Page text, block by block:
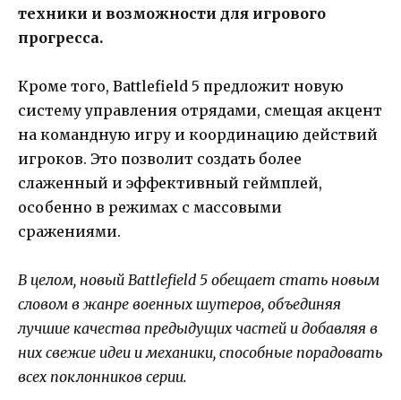
техники и возможности для игрового
прогресса.
Кроме того, Battlefield 5 предложит новую
систему управления отрядами, смещая акцент
на командную игру и координацию действий
игроков. Это позволит создать более
слаженный и эффективный геймплей,
особенно в режимах с массовыми
сражениями.
В целом, новый Battlefield 5 обещает стать новым
словом в жанре военных шутеров, объединяя
лучшие качества предыдущих частей и добавляя в
них свежие идеи и механики, способные порадовать
всех поклонников серии.